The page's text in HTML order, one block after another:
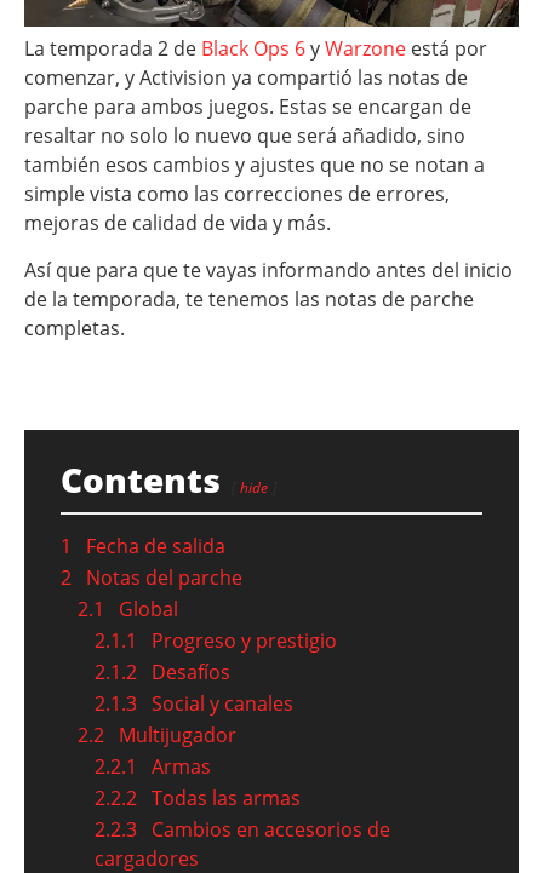
La temporada 2 de Black Ops 6yWarzone está por
comenzar, y Activision ya compartió las notas de
parche para ambos juegos. Estas se encargan de
resaltar no solo lo nuevo que será añadido, sino
también esos cambios y ajustes que no se notan a
simple vista como las correcciones de errores,
mejoras de calidad de vida y más.
Así que para que te vayas informando antes del inicio
de la temporada, te tenemos las notas de parche
completas.
Contents hide
1
Fecha de salida
2 Notas del parche
2.1
Global
2.1.1
Progreso y prestigio
2.1.2 Desafíos
2.1.3 Social y canales
2.2 Multijugador
2.2.1
Armas
2.2.2 Todas las armas
2.2.3 Cambios en accesorios de
cargadores